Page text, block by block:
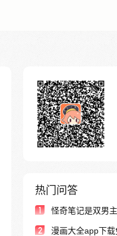
热门问答
1 怪奇笔记是双男
2 漫画大全app下